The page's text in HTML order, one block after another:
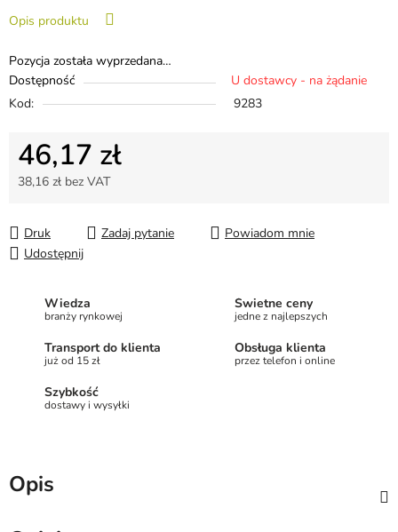
Opis produktu
Pozycja została wyprzedana…
Dostępność
U dostawcy - na żądanie
Kod:
9283
46,17 zł
38,16 zł bez VAT
Druk
Zadaj pytanie
Powiadom mnie
Udostępnij
Wiedza
branży rynkowej
Świetne ceny
jedne z najlepszych
Transport do klienta
już od 15 zł
Obsługa klienta
przez telefon i online
Szybkość
dostawy i wysyłki
Opis